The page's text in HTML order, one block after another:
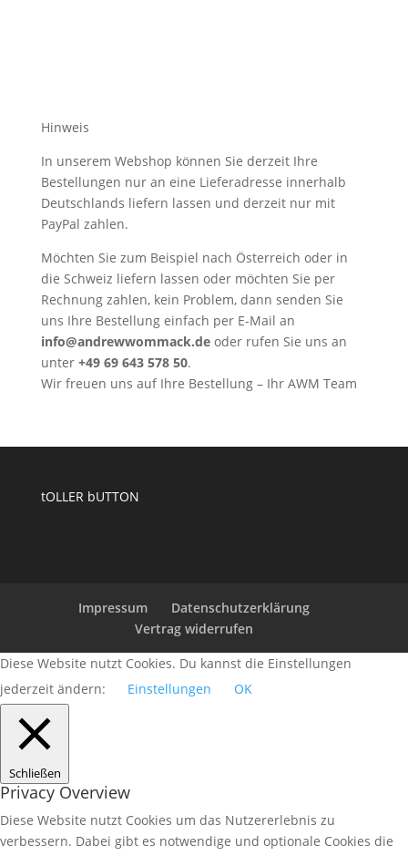
Hinweis
In unserem Webshop können Sie derzeit Ihre
Bestellungen nur an eine Lieferadresse innerhalb
Deutschlands liefern lassen und derzeit nur mit
PayPal zahlen.
Möchten Sie zum Beispiel nach Österreich oder in
die Schweiz liefern lassen oder möchten Sie per
Rechnung zahlen, kein Problem, dann senden Sie
uns Ihre Bestellung einfach per E-Mail an
info@andrewwommack.deoder rufen Sie uns an
unter +49 69 643 578 50.
Wir freuen uns auf Ihre Bestellung – Ihr AWM Team
tOLLER bUTTON
Impressum
Datenschutzerklärung
Vertrag widerrufen
Diese Website nutzt Cookies. Du kannst die Einstellungen
jederzeit ändern:
Einstellungen OK
Schließen
Privacy Overview
Diese Website nutzt Cookies um das Nutzererlebnis zu
verbessern. Dabei gibt es notwendige und optionale Cookies die